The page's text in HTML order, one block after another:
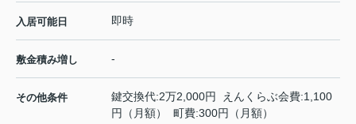
入居可能日 即時
敷金積み増し -
その他条件
鍵交換代:2万2,000円 えんくらぶ会費:1,100
円（月額） 町費:300円（月額）